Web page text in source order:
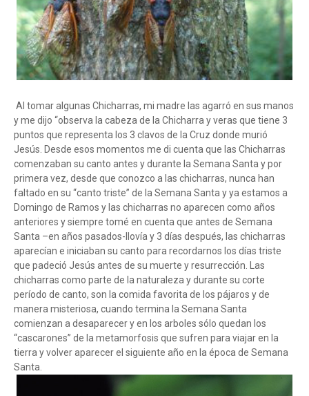
Al tomar algunas Chicharras, mi madre las agarró en sus manos
y me dijo “observa la cabeza de la Chicharra y veras que tiene 3
puntos que representa los 3 clavos de la Cruz donde murió
Jesús. Desde esos momentos me di cuenta que las Chicharras
comenzaban su canto antes y durante la Semana Santa y por
primera vez, desde que conozco a las chicharras, nunca han
faltado en su “canto triste” de la Semana Santa y ya estamos a
Domingo de Ramos y las chicharras no aparecen como años
anteriores y siempre tomé en cuenta que antes de Semana
Santa –en años pasados-llovía y 3 días después, las chicharras
aparecían e iniciaban su canto para recordarnos los días triste
que padeció Jesús antes de su muerte y resurrección. Las
chicharras como parte de la naturaleza y durante su corte
período de canto, son la comida favorita de los pájaros y de
manera misteriosa, cuando termina la Semana Santa
comienzan a desaparecer y en los arboles sólo quedan los
“cascarones” de la metamorfosis que sufren para viajar en la
tierra y volver aparecer el siguiente año en la época de Semana
Santa.